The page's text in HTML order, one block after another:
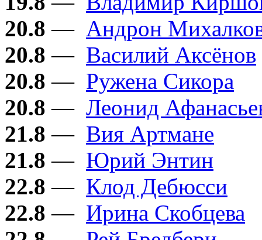
20.8 — Андрон
20.8 — Василий Аксёнов
20.8 — Ружена Сикора
20.8 — Леонид
21.8 — Вия Артмане
21.8 — Юрий Энтин
22.8 — Клод Дебюсси
22.8 — Ирина Скобцева